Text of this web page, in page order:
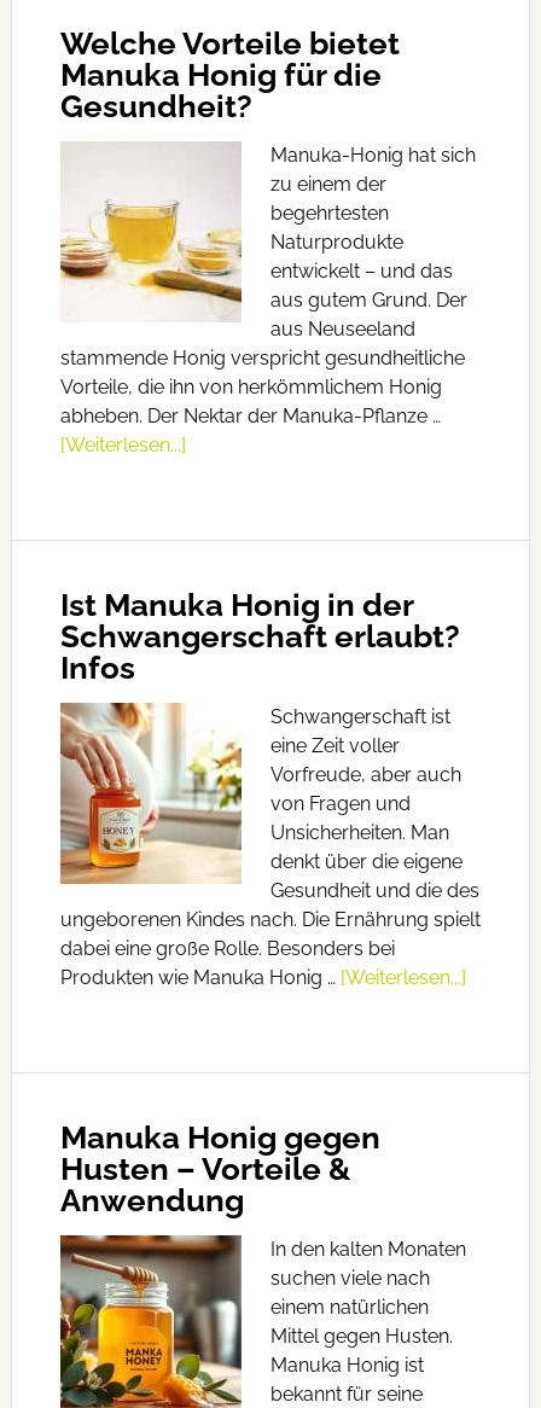
Welche Vorteile bietet
Manuka Honig für die
Gesundheit?
Manuka-Honig hat sich
zu einem der
begehrtesten
Naturprodukte
entwickelt – und das
aus gutem Grund. Der
aus Neuseeland
stammende Honig verspricht gesundheitliche
Vorteile, die ihn von herkömmlichem Honig
abheben. Der Nektar der Manuka-Pflanze …
[Weiterlesen...]
Ist Manuka Honig in der
Schwangerschaft erlaubt?
Infos
Schwangerschaft ist
eine Zeit voller
Vorfreude, aber auch
von Fragen und
Unsicherheiten. Man
denkt über die eigene
Gesundheit und die des
ungeborenen Kindes nach. Die Ernährung spielt
dabei eine große Rolle. Besonders bei
Produkten wie Manuka Honig … [Weiterlesen...]
Manuka Honig gegen
Husten – Vorteile &
Anwendung
In den kalten Monaten
suchen viele nach
einem natürlichen
Mittel gegen Husten.
Manuka Honig ist
bekannt für seine